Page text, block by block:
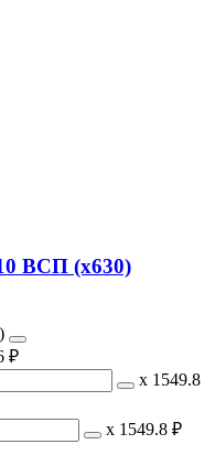
ВСП (х630)
₽
х 1549.8
х 1549.8 ₽